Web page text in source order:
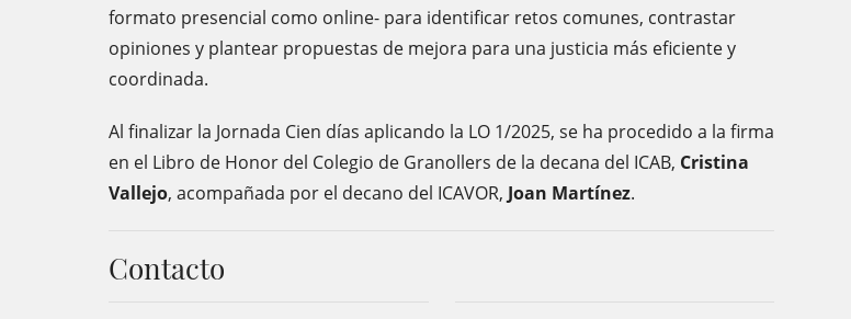
formato presencial como online- para identificar retos comunes, contrastar
opiniones y plantear propuestas de mejora para una justicia más eficiente y
coordinada.
Al finalizar la Jornada Cien días aplicando la LO 1/2025, se ha procedido a la firma
en el Libro de Honor del Colegio de Granollers de la decana del ICAB, Cristina
Vallejo, acompañada por el decano del ICAVOR, Joan Martínez.
Contacto